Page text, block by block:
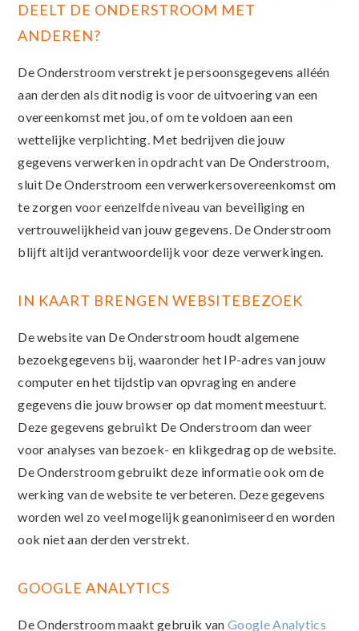
DEELT DE ONDERSTROOM MET
ANDEREN?
De Onderstroom verstrekt je persoonsgegevens alléén
aan derden als dit nodig is voor de uitvoering van een
overeenkomst met jou, of om te voldoen aan een
wettelijke verplichting. Met bedrijven die jouw
gegevens verwerken in opdracht van De Onderstroom,
sluit De Onderstroom een verwerkersovereenkomst om
te zorgen voor eenzelfde niveau van beveiliging en
vertrouwelijkheid van jouw gegevens. De Onderstroom
blijft altijd verantwoordelijk voor deze verwerkingen.
IN KAART BRENGEN WEBSITEBEZOEK
De website van De Onderstroom houdt algemene
bezoekgegevens bij, waaronder het IP-adres van jouw
computer en het tijdstip van opvraging en andere
gegevens die jouw browser op dat moment meestuurt.
Deze gegevens gebruikt De Onderstroom dan weer
voor analyses van bezoek- en klikgedrag op de website.
De Onderstroom gebruikt deze informatie ook om de
werking van de website te verbeteren. Deze gegevens
worden wel zo veel mogelijk geanonimiseerd en worden
ook niet aan derden verstrekt.
GOOGLE ANALYTICS
De Onderstroom maakt gebruik van Google Analytics